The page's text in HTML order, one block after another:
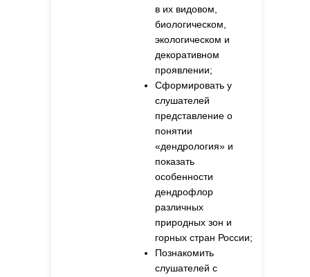
в их видовом,
биологическом,
экологическом и
декоративном
проявлении;
Сформировать у
слушателей
представление о
понятии
«дендрология» и
показать
особенности
дендрофлор
различных
природных зон и
горных стран России;
Познакомить
слушателей с